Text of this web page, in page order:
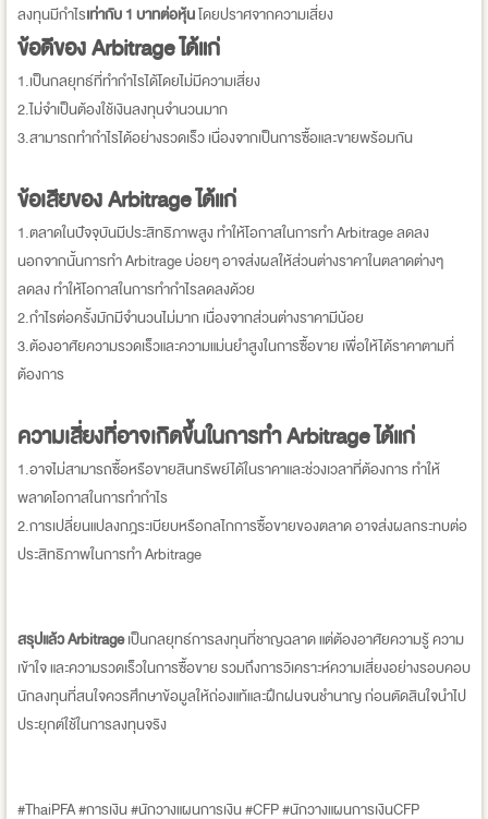
ลงทุนมีกำไรเท่ากับ 1 บาทต่อหุ้นโดยปราศจากความเสี่ยง
ข้อดีของ Arbitrage ได้แก่
1.เป็นกลยุทธ์ที่ทำกำไรได้โดยไม่มีความเสี่ยง
2.ไม่จำเป็นต้องใช้เงินลงทุนจำนวนมาก
3.สามารถทำกำไรได้อย่างรวดเร็ว เนื่องจากเป็นการซื้อและขายพร้อมกัน
ข้อเสียของ Arbitrage ได้แก่
1.ตลาดในปัจจุบันมีประสิทธิภาพสูง ทำให้โอกาสในการทำ Arbitrage ลดลง
นอกจากนั้นการทำ Arbitrage บ่อยๆ อาจส่งผลให้ส่วนต่างราคาในตลาดต่างๆ
ลดลง ทำให้โอกาสในการทำกำไรลดลงด้วย
2.กำไรต่อครั้งมักมีจำนวนไม่มาก เนื่องจากส่วนต่างราคามีน้อย
3.ต้องอาศัยความรวดเร็วและความแม่นยำสูงในการซื้อขาย เพื่อให้ได้ราคาตามที่
ต้องการ
ความเสี่ยงที่อาจเกิดขึ้นในการทำ Arbitrage ได้แก่
1.อาจไม่สามารถซื้อหรือขายสินทรัพย์ได้ในราคาและช่วงเวลาที่ต้องการ ทำให้
พลาดโอกาสในการทำกำไร
2.การเปลี่ยนแปลงกฎระเบียบหรือกลไกการซื้อขายของตลาด อาจส่งผลกระทบต่อ
ประสิทธิภาพในการทำ Arbitrage
สรุปแล้ว Arbitrageเป็นกลยุทธ์การลงทุนที่ชาญฉลาด แต่ต้องอาศัยความรู้ ความ
เข้าใจ และความรวดเร็วในการซื้อขาย รวมถึงการวิเคราะห์ความเสี่ยงอย่างรอบคอบ
นักลงทุนที่สนใจควรศึกษาข้อมูลให้ถ่องแท้และฝึกฝนจนชำนาญ ก่อนตัดสินใจนำไป
ประยุกต์ใช้ในการลงทุนจริง
#ThaiPFA #การเงิน #นักวางแผนการเงิน #CFP #นักวางแผนการเงินCFP